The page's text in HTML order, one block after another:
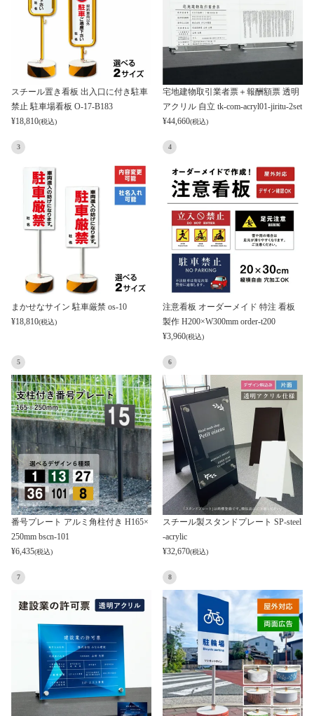
スチール置き看板 出入口に付き駐車
禁止 駐車場看板 O-17-B183
¥18,810(税込)
宅地建物取引業者票＋報酬額票 透明
アクリル 自立 tk-com-acryl01-jiritu-2set
¥44,660(税込)
3
まかせなサイン 駐車厳禁 os-10
¥18,810(税込)
4
注意看板 オーダーメイド 特注 看板
製作 H200×W300mm order-t200
¥3,960(税込)
5
番号プレート アルミ角柱付き H165×
250mm bscn-101
¥6,435(税込)
6
スチール製スタンドプレート SP-steel
-acrylic
¥32,670(税込)
7 8